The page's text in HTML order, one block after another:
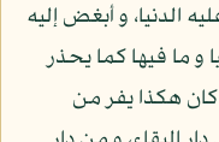
الدنيا، و أبغض إليه
و ما فيها كما يحذر
كان هكذا يفر من